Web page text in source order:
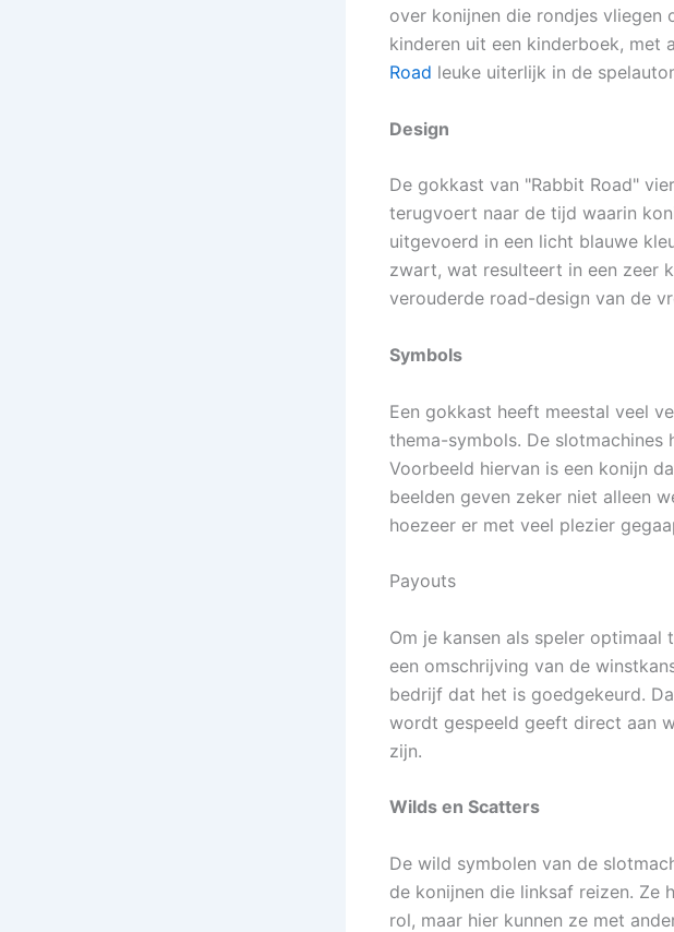
over konijnen die rondjes vliegen
kinderen uit een kinderboek, met
Road leuke uiterlijk in de
Design
De gokkast van "Rabbit Road"
terugvoert naar de tijd waarin
uitgevoerd in een licht blauwe
zwart, wat resulteert in een zeer
verouderde road-design van de
Symbols
Een gokkast heeft meestal veel
thema-symbols. De
Voorbeeld hiervan is een konijn
beelden geven zeker niet alleen
hoezeer er met veel plezier
Payouts
Om je kansen als speler
een omschrijving van de
bedrijf dat het is goedgekeurd.
wordt gespeeld geeft direct aan
zijn.
Wilds en Scatters
De wild symbolen van de
de konijnen die linksaf reizen. Ze
rol, maar hier kunnen ze met